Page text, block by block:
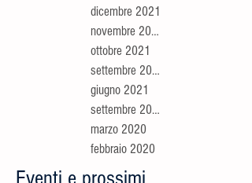
dicembre 2021
novembre 2021
ottobre 2021
settembre 2021
giugno 2021
settembre 2020
marzo 2020
febbraio 2020